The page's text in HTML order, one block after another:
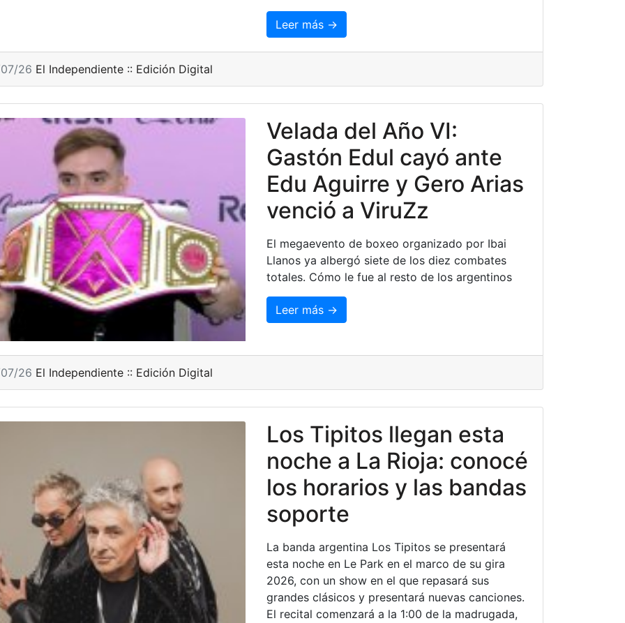
Leer más →
26 El Independiente :: Edición Digital
Velada del Año VI:
Gastón Edul cayó ante
Edu Aguirre y Gero Arias
venció a ViruZz
El megaevento de boxeo organizado por Ibai
Llanos ya albergó siete de los diez combates
totales. Cómo le fue al resto de los argentinos
Leer más →
26 El Independiente :: Edición Digital
Los Tipitos llegan esta
noche a La Rioja: conocé
los horarios y las bandas
soporte
La banda argentina Los Tipitos se presentará
esta noche en Le Park en el marco de su gira
2026, con un show en el que repasará sus
grandes clásicos y presentará nuevas canciones.
El recital comenzará a la 1:00 de la madrugada,